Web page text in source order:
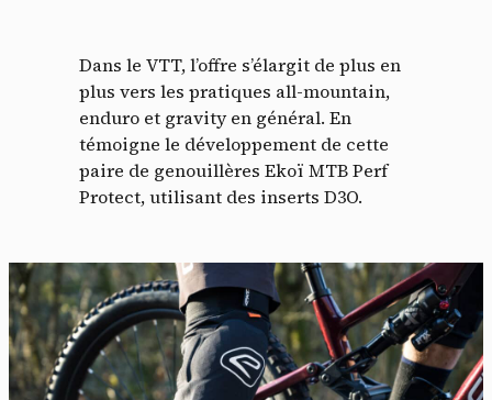
Dans le VTT, l’offre s’élargit de plus en
plus vers les pratiques all-mountain,
enduro et gravity en général. En
témoigne le développement de cette
paire de genouillères Ekoï MTB Perf
Protect, utilisant des inserts D3O.